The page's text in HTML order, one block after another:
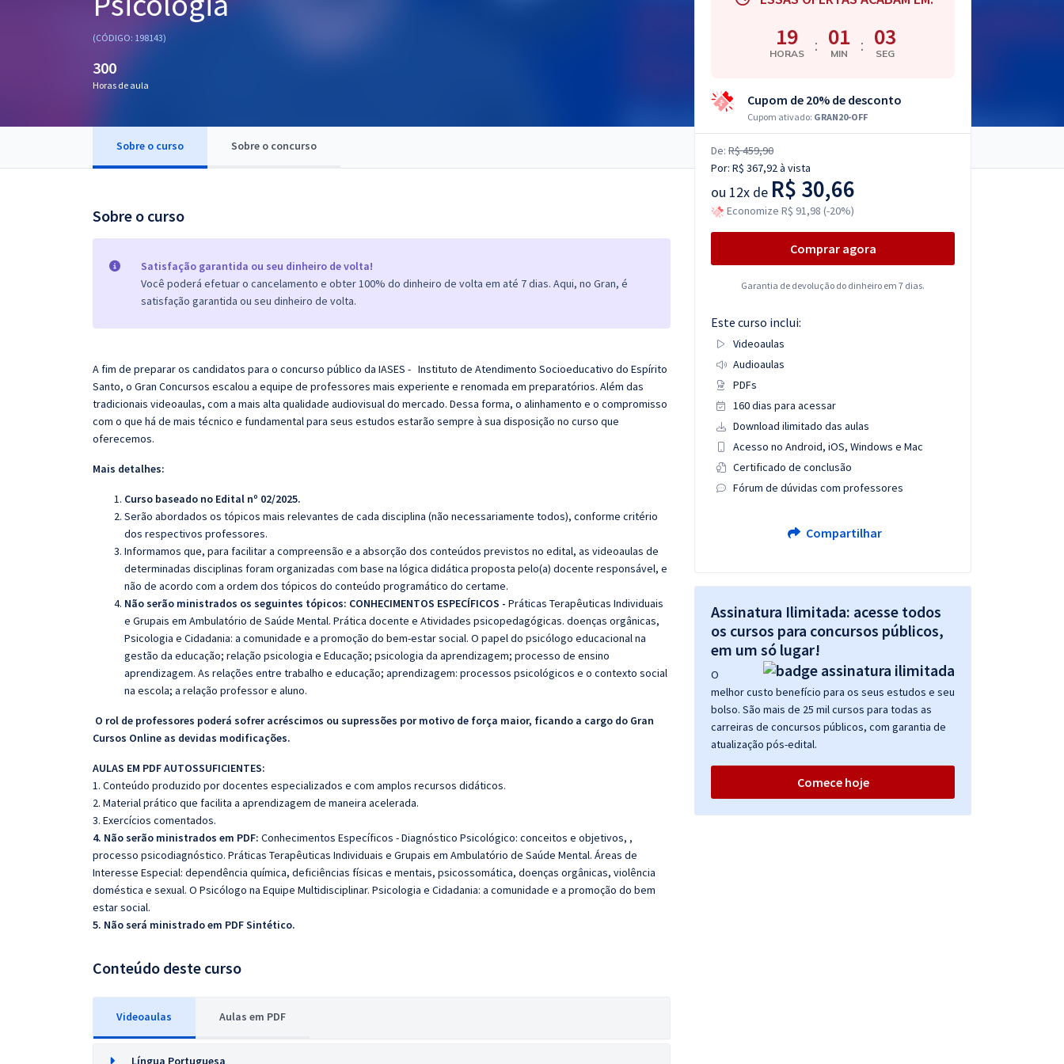
Questões grátis
(CÓDIGO: 198143)
300
Horas de aula
Sobre o curso Sobre o concurso
Sobre o curso
Satisfação garantida ou seu dinheiro de volta!
Você poderá efetuar o cancelamento e obter 100% do dinheiro de volta em até 7 dias. Aqui, no Gran, é
satisfação garantida ou seu dinheiro de volta.
A fim de preparar os candidatos para o concurso público da IASES - Instituto de Atendimento Socioeducativo do Espírito
Santo, o Gran Concursos escalou a equipe de professores mais experiente e renomada em preparatórios. Além das
tradicionais videoaulas, com a mais alta qualidade audiovisual do mercado. Dessa forma, o alinhamento e o compromisso
com o que há de mais técnico e fundamental para seus estudos estarão sempre à sua disposição no curso que
oferecemos.
Mais detalhes:
Curso baseado no Edital nº 02/2025.
Serão abordados os tópicos mais relevantes de cada disciplina (não necessariamente todos), conforme critério
dos respectivos professores.
Informamos que, para facilitar a compreensão e a absorção dos conteúdos previstos no edital, as videoaulas de
determinadas disciplinas foram organizadas com base na lógica didática proposta pelo(a) docente responsável, e
não de acordo com a ordem dos tópicos do conteúdo programático do certame.
Não serão ministrados os seguintes tópicos: CONHECIMENTOS ESPECÍFICOS - Práticas Terapêuticas Individuais
e Grupais em Ambulatório de Saúde Mental. Prática docente e Atividades psicopedagógicas. doenças orgânicas,
Psicologia e Cidadania: a comunidade e a promoção do bem-estar social. O papel do psicólogo educacional na
gestão da educação; relação psicologia e Educação; psicologia da aprendizagem; processo de ensino
aprendizagem. As relações entre trabalho e educação; aprendizagem: processos psicológicos e o contexto social
na escola; a relação professor e aluno.
O rol de professores poderá sofrer acréscimos ou supressões por motivo de força maior, ficando a cargo do Gran
Cursos Online as devidas modificações.
AULAS EM PDF AUTOSSUFICIENTES:
1. Conteúdo produzido por docentes especializados e com amplos recursos didáticos.
2. Material prático que facilita a aprendizagem de maneira acelerada.
3. Exercícios comentados.
4. Não serão ministrados em PDF: Conhecimentos Específicos - Diagnóstico Psicológico: conceitos e objetivos, ,
processo psicodiagnóstico. Práticas Terapêuticas Individuais e Grupais em Ambulatório de Saúde Mental. Áreas de
Interesse Especial: dependência química, deficiências físicas e mentais, psicossomática, doenças orgânicas, violência
doméstica e sexual. O Psicólogo na Equipe Multidisciplinar. Psicologia e Cidadania: a comunidade e a promoção do bem
estar social.
5. Não será ministrado em PDF Sintético.
Conteúdo deste curso
Videoaulas Aulas em PDF
Língua Portuguesa
19
HORAS : 01
MIN : 02
SEG
Cupom de 20% de desconto
Cupom ativado: GRAN20-OFF
De: R$ 459,90
Por: R$ 367,92à vista
ou 12x de R$ 30,66
Economize R$ 91,98 (-20%)
Comprar agora
Garantia de devolução do dinheiro em 7 dias.
Este curso inclui:
Videoaulas
Audioaulas
PDFs
160 dias para acessar
Download ilimitado das aulas
Acesso no Android, iOS, Windows e Mac
Certificado de conclusão
Fórum de dúvidas com professores
Compartilhar
Assinatura Ilimitada: acesse todos
os cursos para concursos públicos,
em um só lugar!
O
melhor custo benefício para os seus estudos e seu
bolso. São mais de 25 mil cursos para todas as
carreiras de concursos públicos, com garantia de
atualização pós-edital.
Comece hoje